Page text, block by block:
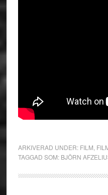
ARKIVERAD UNDER: FILM
TAGGAD SOM: BJÖRN